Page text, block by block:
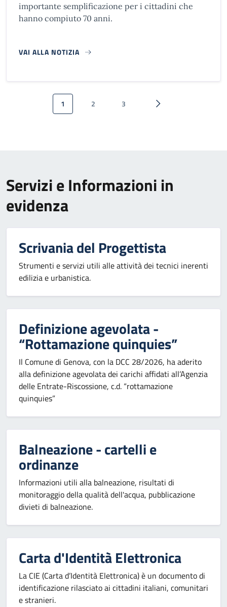
importante semplificazione per i cittadini che
hanno compiuto 70 anni.
VAI ALLA NOTIZIA
Paginazione
Pagina attuale
1 Pagina
2 Pagina
3 Pagina successiva
Servizi e Informazioni in
evidenza
Scrivania del Progettista
Strumenti e servizi utili alle attività dei tecnici inerenti
edilizia e urbanistica.
Definizione agevolata -
“Rottamazione quinquies”
Il Comune di Genova, con la DCC 28/2026, ha aderito
alla definizione agevolata dei carichi affidati all’Agenzia
delle Entrate-Riscossione, c.d. “rottamazione
quinquies”
Balneazione - cartelli e
ordinanze
Informazioni utili alla balneazione, risultati di
monitoraggio della qualità dell'acqua, pubblicazione
divieti di balneazione.
Carta d'Identità Elettronica
La CIE (Carta d’Identità Elettronica) è un documento di
identificazione rilasciato ai cittadini italiani, comunitari
e stranieri.